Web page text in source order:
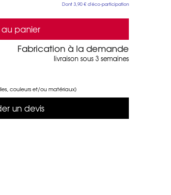
Dont 3,90 € d'éco-participation
panier
Fabrication à la demande
livraison sous 3 semaines
couleurs et/ou matériaux)
un devis